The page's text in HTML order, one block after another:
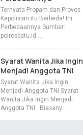
Ternyata Propam dan Provos
Kepolisian itu Berbeda! Ini
Perbedaannya Sumber:
polresbatu.id …
Syarat Wanita Jika Ingin
Menjadi Anggota TNI
Syarat Wanita Jika Ingin
Menjadi Anggota TNI Syarat
Wanita Jika Ingin Menjadi
Anggota TNI Biasany…